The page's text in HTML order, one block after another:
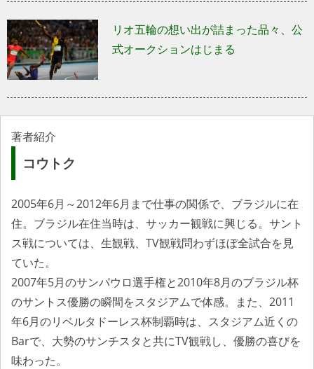
リオ五輪の想い出が詰まった品々、公
式オークションはじまる
著者紹介
コウトク
2005年6月～2012年6月まで仕事の関係で、ブラジルに在
住。ブラジル在住当時は、サッカー観戦に興じる。サント
ス戦については、生観戦、TV観戦問わずほぼ全試合を見
ていた。
2007年5月のサンパウロ選手権と2010年8月のブラジル杯
のサントス優勝の瞬間をスタジアムで体感。また、2011
年6月のリベルタドーレス杯制覇時は、スタジアム近くの
Barで、大勢のサンチスタと共にTV観戦し、優勝の喜びを
味わった。